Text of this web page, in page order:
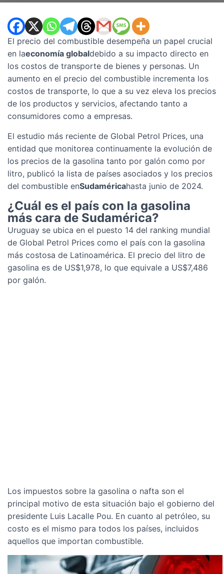
El precio del combustible desempeña un papel crucial
en laeconomía globaldebido a su impacto directo en
los costos de transporte de bienes y personas. Un
aumento en el precio del combustible incrementa los
costos de transporte, lo que a su vez eleva los precios
de los productos y servicios, afectando tanto a
consumidores como a empresas.
El estudio más reciente de Global Petrol Prices, una
entidad que monitorea continuamente la evolución de
los precios de la gasolina tanto por galón como por
litro, publicó la lista de países asociados y los precios
del combustible enSudaméricahasta junio de 2024.
¿Cuál es el país con la gasolina
más cara de Sudamérica?
Uruguay se ubica en el puesto 14 del ranking mundial
de Global Petrol Prices como el país con la gasolina
más costosa de Latinoamérica. El precio del litro de
gasolina es de US$1,978, lo que equivale a US$7,486
por galón.
Los impuestos sobre la gasolina o nafta son el
principal motivo de esta situación bajo el gobierno del
presidente Luis Lacalle Pou. En cuanto al petróleo, su
costo es el mismo para todos los países, incluidos
aquellos que importan combustible.